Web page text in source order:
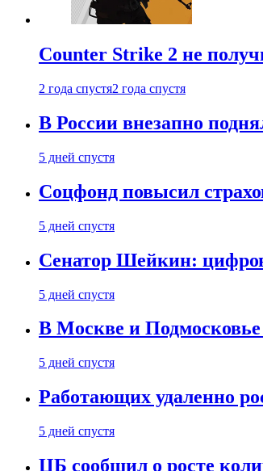
Counter Strike 2 не
2 года спустя2 года спустя
В России внезапно
5 дней спустя
Соцфонд повысил
5 дней спустя
Сенатор Шейкин:
5 дней спустя
В Москве и
5 дней спустя
Работающих удаленно
5 дней спустя
ЦБ сообщил о росте